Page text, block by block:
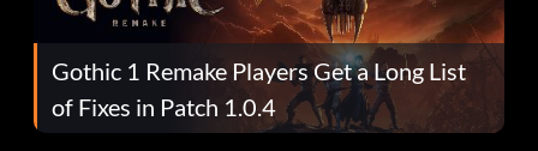
Gothic 1 Remake Players Get a Long List
of Fixes in Patch 1.0.4